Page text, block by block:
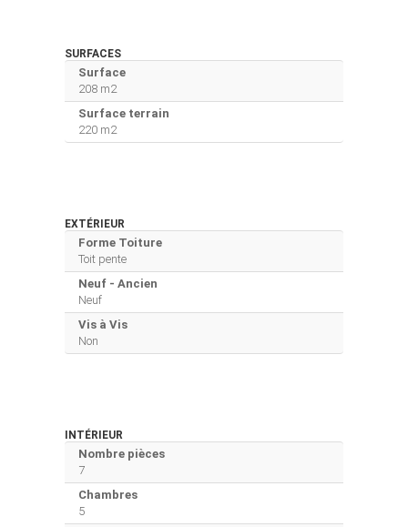
SURFACES
Surface
208 m2
Surface terrain
220 m2
EXTÉRIEUR
Forme Toiture
Toit pente
Neuf - Ancien
Neuf
Vis à Vis
Non
INTÉRIEUR
Nombre pièces
7
Chambres
5